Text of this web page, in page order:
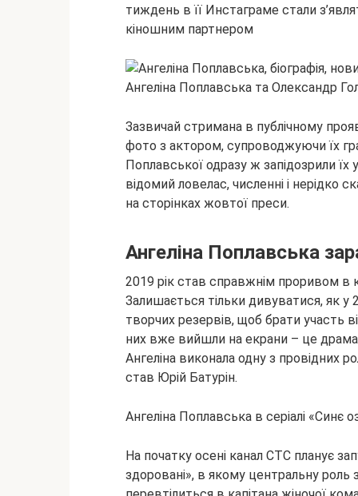
тиждень в її Инстаграме стали
кіношним партнером
Ангеліна Поплавська та Олександр
Зазвичай стримана в публічному
фото з актором, супроводжуючи їх
Поплавської одразу ж запідозрили
відомий ловелас, численні і нерідко
на сторінках жовтої преси.
Ангеліна Поплавська
2019 рік став справжнім проривом в
Залишається тільки дивуватися, як у
творчих резервів, щоб брати участь
них вже вийшли на екрани – це
Ангеліна виконала одну з провідних
став Юрій Батурін.
Ангеліна Поплавська в серіалі «Синє
На початку осені канал СТС планує
здоровані», в якому центральну роль